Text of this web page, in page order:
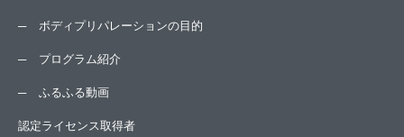
ボディプリパレーションの目的
プログラム紹介
ふるふる動画
認定ライセンス取得者